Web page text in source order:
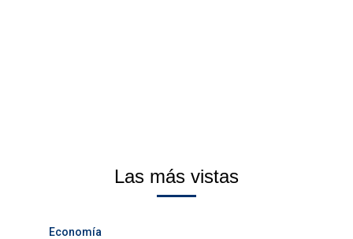
Las más vistas
Economía